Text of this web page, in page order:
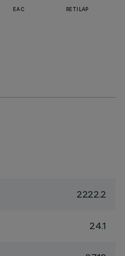
EAC RETILAP
2222.2
24.1